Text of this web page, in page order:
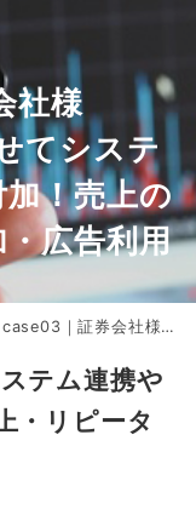
社様
てシステ
！売上の
広告利用
case03｜証券会社様<br>自社サービスにあわせてシステム連携や必要機能を付加！売上の向上・リピーター増加・広告利用
テム連携や
・リピータ